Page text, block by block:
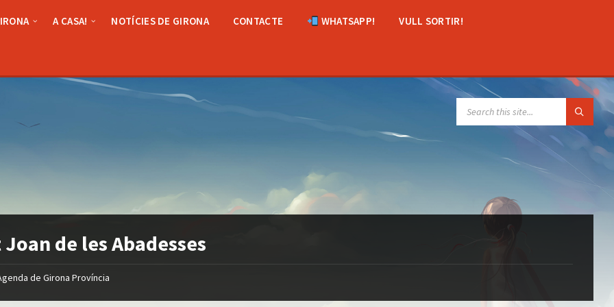
A CASA! NOTÍCIES DE GIRONA CONTACTE WHATSAPP! VULL SORTIR!
de les Abadesses
de Girona Província